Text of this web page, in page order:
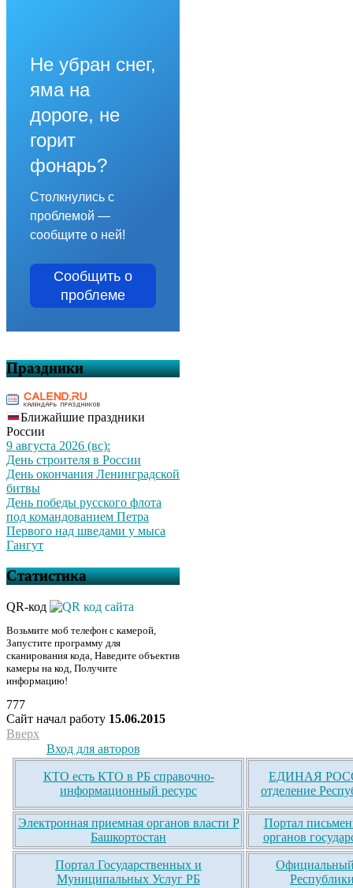
Не убран снег,
яма на
дороге, не
горит
фонарь?
Столкнулись с
проблемой —
сообщите о ней!
Сообщить о
проблеме
Праздники
Ближайшие праздники
России
9 августа 2026 (вс):
День строителя в России
День окончания Ленинградской
битвы
День победы русского флота
под командованием Петра
Первого над шведами у мыса
Гангут
Статистика
QR-код
Возьмите моб телефон с камерой,
Запустите программу для
сканирования кода, Наведите объектив
камеры на код, Получите
информацию!
777
Сайт начал работу 15.06.2015
Вверх
Вход для авторов
КТО есть КТО в РБ справочно-
информационный ресурс
ЕДИНАЯ
отделение
Электронная приемная органов власти Р
Башкортостан
Портал
органов
Портал Государственных и
Муниципальных Услуг РБ
Официальный